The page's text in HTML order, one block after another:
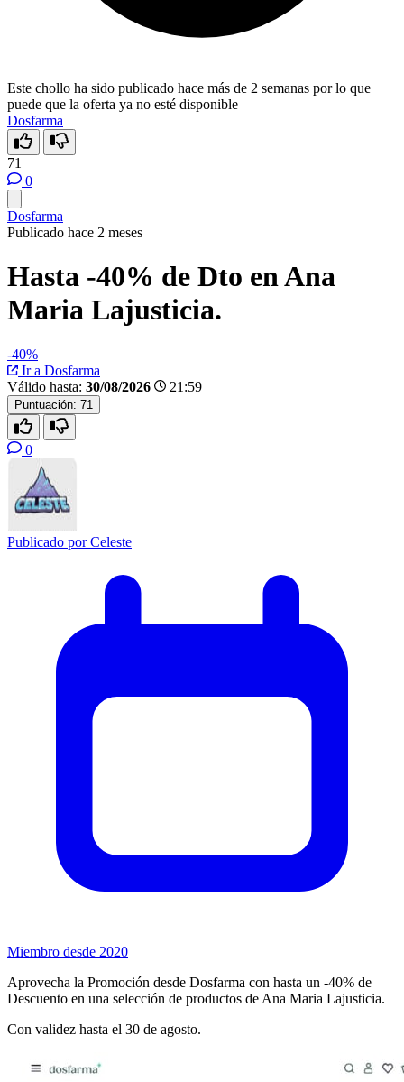
Este chollo ha sido publicado hace más de 2 semanas por lo que
puede que la oferta ya no esté disponible
Dosfarma
71
0
Dosfarma
Publicado hace 2 meses
Hasta -40% de Dto en Ana
Maria Lajusticia.
-40%
Ir a Dosfarma
Válido hasta: 30/08/2026 21:59
Puntuación: 71
0
Publicado porCeleste
Miembro desde 2020
Aprovecha la Promoción desde Dosfarma con hasta un -40% de
Descuento en una selección de productos de Ana Maria Lajusticia.
Con validez hasta el 30 de agosto.